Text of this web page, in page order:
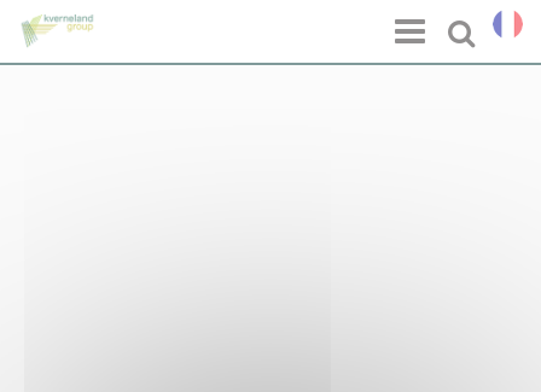
Select
Menu
Panneau de gestion des cookies